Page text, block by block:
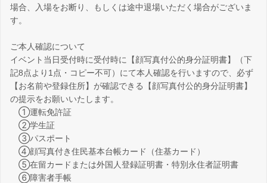
場合、入場をお断り、もしくは途中退場いただく場合がございま
す。
ご本人確認について
イベント当日受付時に受付時に【顔写真付公的身分証明書】（下
記8点より1点・コピー不可）にて本人確認を行いますので、必ず
【お名前や登録住所】が確認できる【顔写真付公的身分証明書】
の提示をお願いいたします。
①運転免許証
②学生証
③パスポート
④顔写真付き住民基本台帳カード（住基カード）
⑤在留カードまたは外国人登録証明書・特別永住者証明書
⑥障害者手帳